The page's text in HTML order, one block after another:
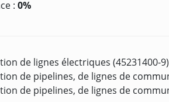
: 0%
de lignes électriques (45231400-9)
de pipelines, de lignes de
de pipelines, de lignes de